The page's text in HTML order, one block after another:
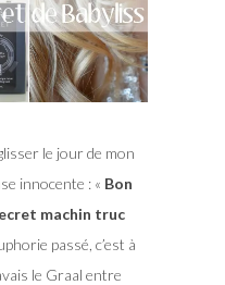
le jour de mon
innocente : « Bon
machin truc
passé, c’est à
le Graal entre